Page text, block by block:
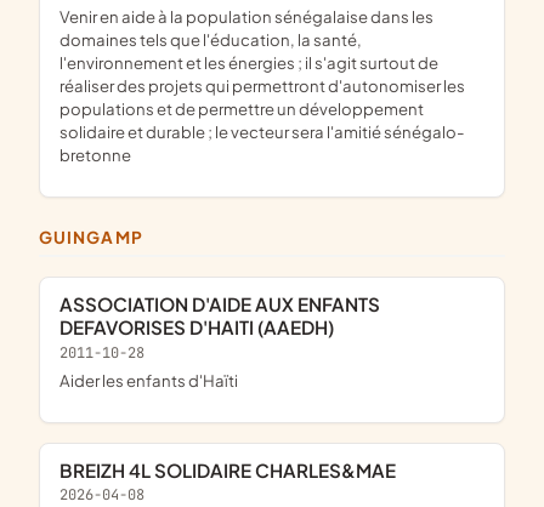
venir en aide à la population sénégalaise dans les
domaines tels que l'éducation, la santé,
l'environnement et les énergies ; il s'agit surtout de
réaliser des projets qui permettront d'autonomiser les
populations et de permettre un développement
solidaire et durable ; le vecteur sera l'amitié sénégalo-
bretonne
GUINGAMP
ASSOCIATION D'AIDE AUX ENFANTS
DEFAVORISES D'HAITI (AAEDH)
2011-10-28
aider les enfants d'Haïti
BREIZH 4L SOLIDAIRE CHARLES&MAE
2026-04-08